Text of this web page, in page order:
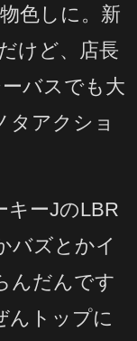
色しに。新
けど、店長
バスでも大
タアクショ
キーJのLBR
バズとかイ
んだんです
んトップに